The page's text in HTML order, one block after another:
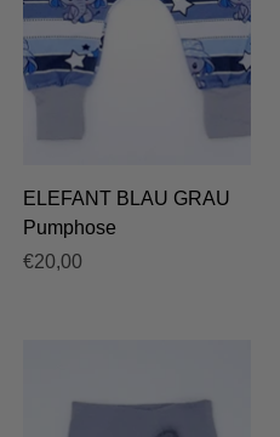
ELEFANT BLAU GRAU
Pumphose
€20,00